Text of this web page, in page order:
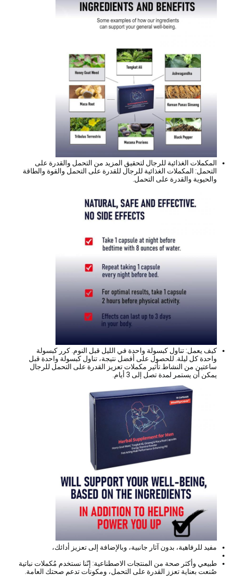
المكملات الغذائية للرجال لتحقيق المزيد من التحمل والقدرة على
التحمل: المكملات الغذائية للرجال للقدرة على التحمل والقوة والطاقة
والحيوية والقدرة على التحمل.
كيف يعمل: تناول كبسولة واحدة في الليل قبل النوم. كرر كبسولة
واحدة كل ليلة. للحصول على أفضل نتيجة، تناول كبسولة واحدة قبل
ساعتين من النشاط.تأثير مكملات تعزيز القدرة على التحمل للرجال
يمكن أن يستمر لمدة تصل إلى 3 أيام.
مفيد للرفاهية، بدون آثار جانبية، وبالإضافة إلى تعزيز أدائك،
طبيعي وأكثر صحة من المنتجات الاصطناعية: إنّنا نستخدم مُكملات نباتية
صُنعت بعناية تعزز القدرة على التحمل، ومكونات تدعم صحتك العامة.